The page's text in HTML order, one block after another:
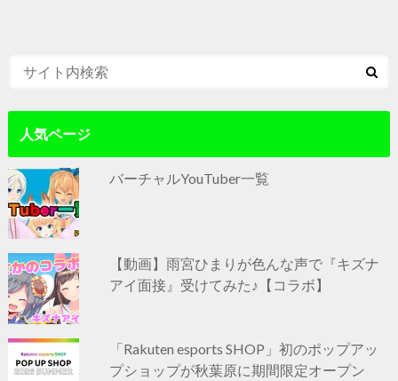
人気ページ
バーチャルYouTuber一覧
【動画】雨宮ひまりが色んな声で『キズナ
アイ面接』受けてみた♪【コラボ】
「Rakuten esports SHOP」初のポップアッ
プショップが秋葉原に期間限定オープン